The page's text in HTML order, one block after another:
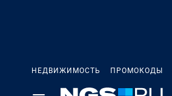
НЕДВИЖИМОСТЬ ПРОМОКОДЫ